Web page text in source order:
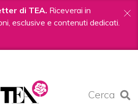
di TEA. Riceverai in
esclusive e contenuti dedicati.
Cerca